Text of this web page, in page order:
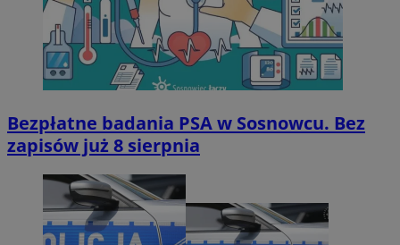
Bezpłatne badania PSA w Sosnowcu. Bez
zapisów już 8 sierpnia